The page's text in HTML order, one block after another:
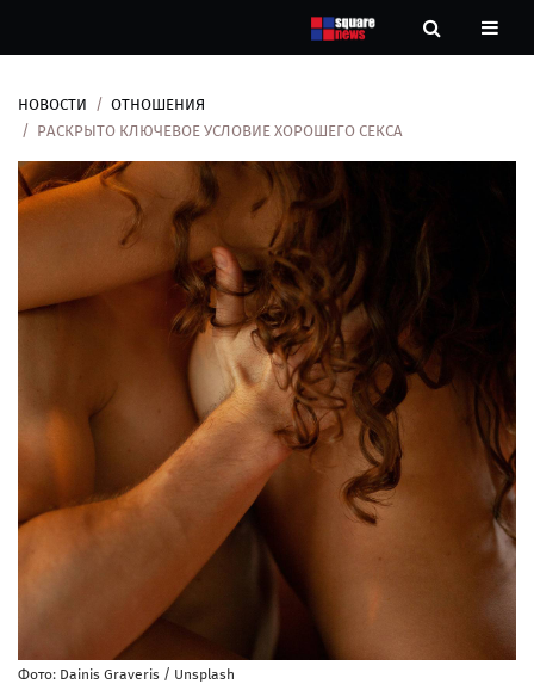
Новости
Рубрики
О
НОВОСТИ
ОТНОШЕНИЯ
РАСКРЫТО КЛЮЧЕВОЕ УСЛОВИЕ ХОРОШЕГО СЕКСА
Фото: Dainis Graveris / Unsplash